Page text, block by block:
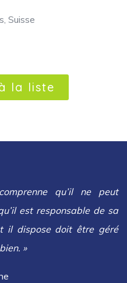
Suisse
la liste
qu’il ne peut
est responsable de sa
il dispose doit être géré
»